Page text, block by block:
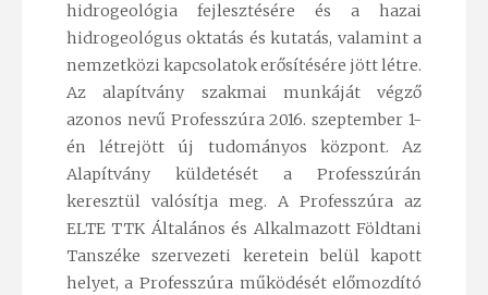
hidrogeológia fejlesztésére és a hazai
hidrogeológus oktatás és kutatás, valamint a
nemzetközi kapcsolatok erősítésére jött létre.
Az alapítvány szakmai munkáját végző
azonos nevű Professzúra 2016. szeptember 1-
én létrejött új tudományos központ. Az
Alapítvány küldetését a Professzúrán
keresztül valósítja meg. A Professzúra az
ELTE TTK Általános és Alkalmazott Földtani
Tanszéke szervezeti keretein belül kapott
helyet, a Professzúra működését előmozdító